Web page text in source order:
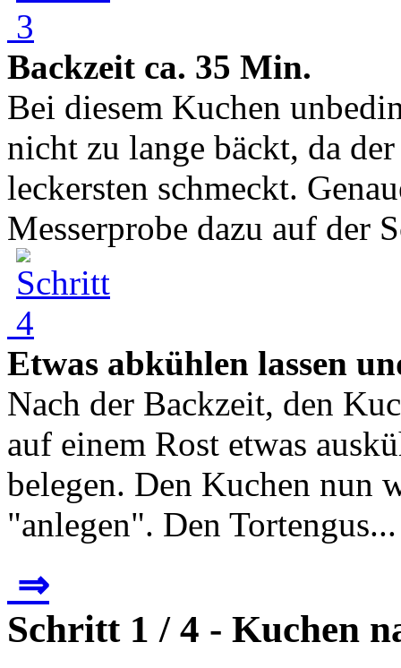
Backzeit ca. 35 Min.
Bei diesem Kuchen
nicht zu lange bäckt, da
leckersten schmeckt.
Messerprobe dazu auf der
Etwas abkühlen lassen
Nach der Backzeit, den
auf einem Rost etwas
belegen. Den Kuchen nun
"anlegen". Den Tortengus...
⇒
Schritt 1 / 4 - Kuchen